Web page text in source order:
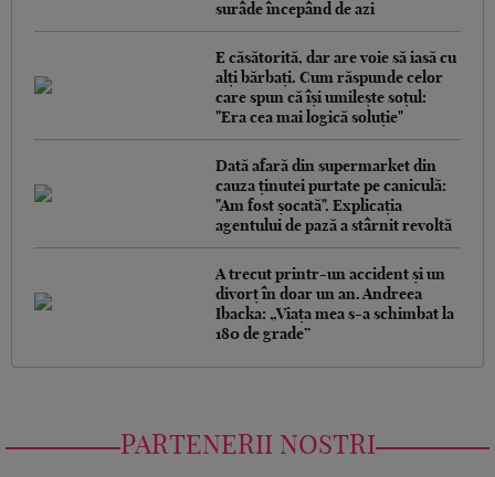
surâde începând de azi
E căsătorită, dar are voie să iasă cu
alți bărbați. Cum răspunde celor
care spun că își umilește soțul:
"Era cea mai logică soluție"
Dată afară din supermarket din
cauza ținutei purtate pe caniculă:
"Am fost șocată". Explicația
agentului de pază a stârnit revoltă
A trecut printr-un accident și un
divorț în doar un an. Andreea
Ibacka: „Viața mea s-a schimbat la
180 de grade”
PARTENERII NOSTRI